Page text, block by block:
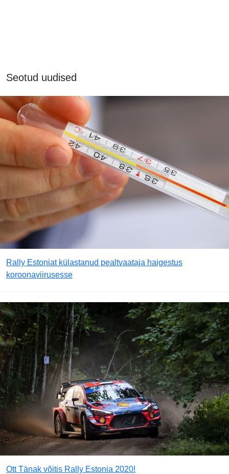
Seotud uudised
Rally Estoniat külastanud pealtvaataja haigestus
koroonaviirusesse
Ott Tänak võitis Rally Estonia 2020!